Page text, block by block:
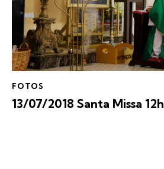
FOTOS
13/07/2018 Santa Missa 12h